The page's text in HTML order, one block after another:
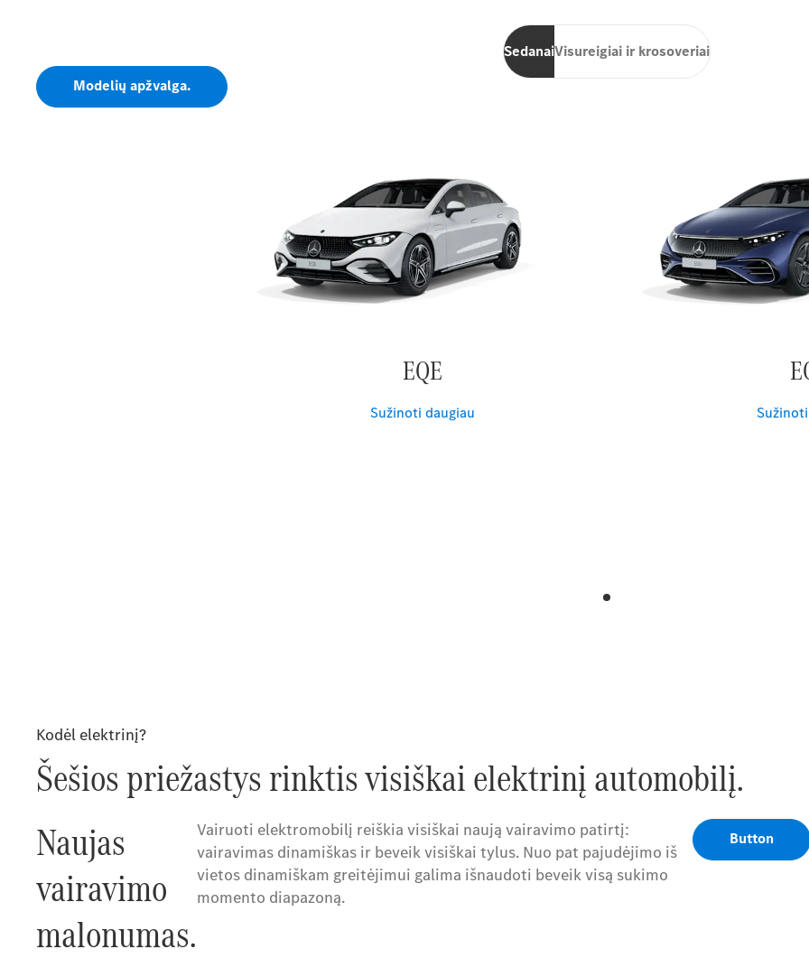
Modelių apžvalga.
SedanaiVisureigiai ir krosoveriai
EQE
Sužinoti daugiau
Kodėl elektrinį?
Šešios priežastys rinktis visiškai elektrinį automobilį.
Naujas
vairavimo
malonumas.
Vairuoti elektromobilį reiškia visiškai naują vairavimo patirtį:
vairavimas dinamiškas ir beveik visiškai tylus. Nuo pat pajudėjimo iš
vietos dinamiškam greitėjimui galima išnaudoti beveik visą sukimo
momento diapazoną.
Button